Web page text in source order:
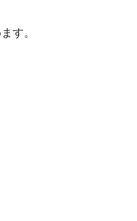
す。